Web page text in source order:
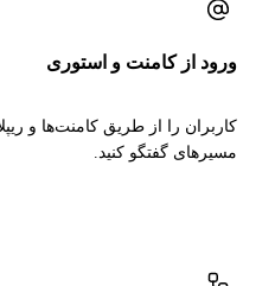
ورود از کامنت و استوری
کاربران را از طریق کامنت‌ها و
مسیرهای گفتگو کنید.